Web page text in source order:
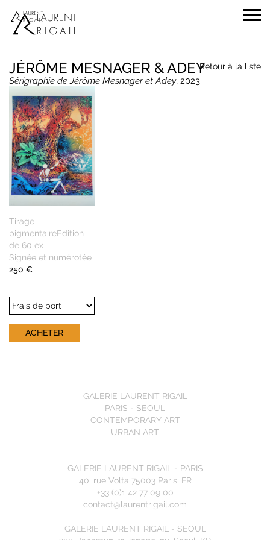
JÉRÔME MESNAGER & ADEY
Sérigraphie de Jérôme Mesnager et Adey, 2023
Retour à la liste
Tirage
pigmentaireEdition
de 60 ex
Signée et numérotée
250 €
GALERIE LAURENT RIGAIL
PARIS - SEOUL
CONTEMPORARY ART
URBAN ART
GALERIE LAURENT RIGAIL - PARIS
40, rue Volta 75003 Paris, FR
+33 (0)1 42 77 09 00
contact@laurentrigail.com
GALERIE LAURENT RIGAIL - SEOUL